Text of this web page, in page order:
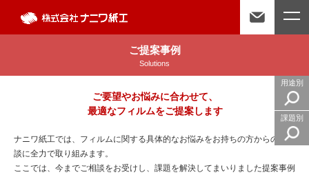
用途別
課題別
ご提案事例
Solutions
ご要望やお悩みに合わせて、
最適なフィルムをご提案します
ナニワ紙工では、フィルムに関する具体的なお悩みをお持ちの方からのご相
談に全力で取り組みます。
ここでは、今までご相談をお受けし、課題を解決してまいりました提案事例